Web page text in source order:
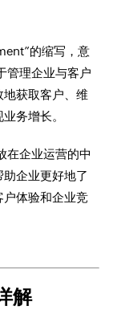
的缩写，意
管理企业与客户
获取客户、维
务增长。
在企业运营的中
企业更好地了
户体验和企业竞
解